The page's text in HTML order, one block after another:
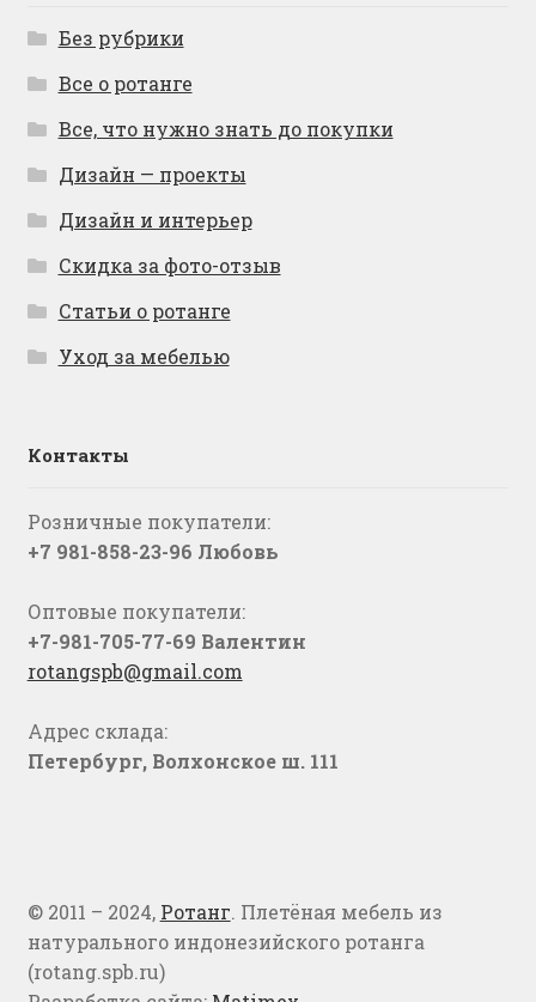
Без рубрики
Все о ротанге
Все, что нужно знать до покупки
Дизайн — проекты
Дизайн и интерьер
Скидка за фото-отзыв
Статьи о ротанге
Уход за мебелью
Контакты
Розничные покупатели:
+7 981-858-23-96 Любовь
Оптовые покупатели:
+7-981-705-77-69 Валентин
rotangspb@gmail.com
Адрес склада:
Петербург, Волхонское ш. 111
© 2011 – 2024, Ротанг. Плетёная мебель из
натурального индонезийского ротанга
(rotang.spb.ru)